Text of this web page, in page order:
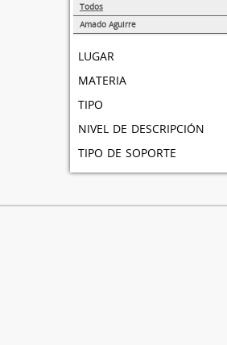
Todos
Amado Aguirre
lugar
materia
tipo
nivel de descripción
tipo de soporte